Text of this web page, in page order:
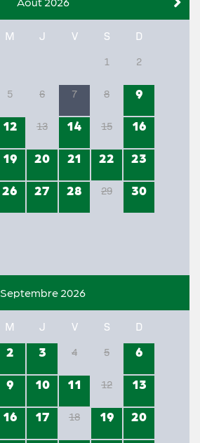
M J V S D
1 2
5 6 7 8 9
12 13 14 15
16
19 20 21 22
23
26 27 28 29
30
Septembre 2026
M J V S D
2 3 4 5
6
9 10 11 12
13
16 17 18 19
20